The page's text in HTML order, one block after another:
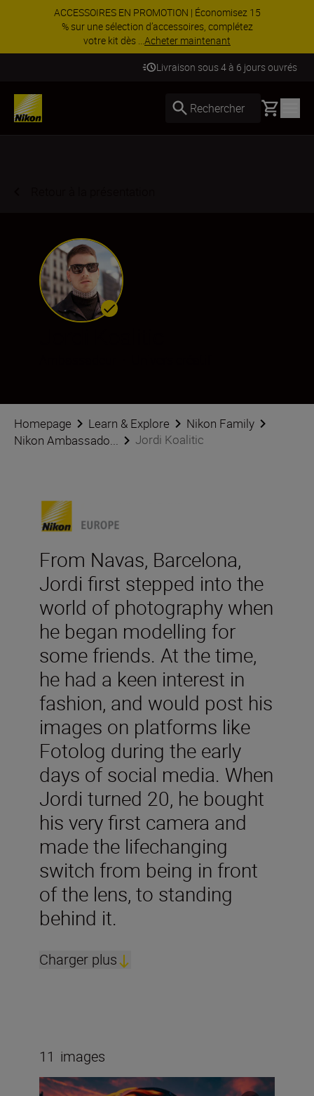
ACCESSOIRES EN PROMOTION | Économisez 15
% sur une sélection d’accessoires, complétez
votre kit dès ...Acheter maintenant
Livraison sous 4 à 6 jours ouvrés
Rechercher Basket
Homepage Learn & Explore
Nikon Family
Nikon Ambassado...
Jordi Koalitic
From Navas, Barcelona,
Jordi first stepped into the
world of photography when
he began modelling for
some friends. At the time,
he had a keen interest in
fashion, and would post his
images on platforms like
Fotolog during the early
days of social media. When
Jordi turned 20, he bought
his very first camera and
made the lifechanging
switch from being in front
of the lens, to standing
behind it.
Charger plus
11 images